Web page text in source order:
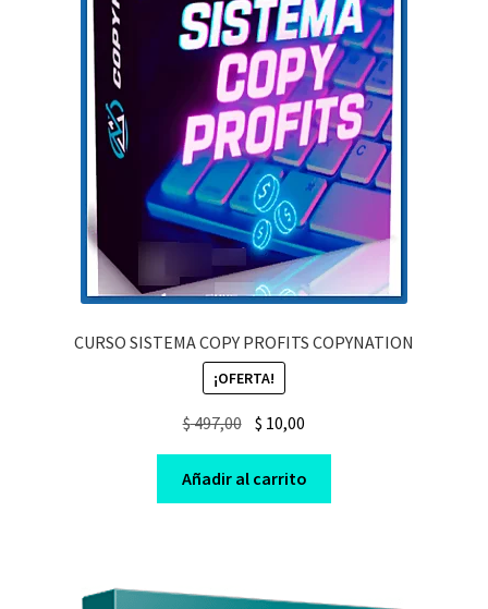
CURSO SISTEMA COPY PROFITS COPYNATION
¡OFERTA!
$497,00 Original
was:
$ 497,00.
$ 10,00
is:
$ 10,00.
Añadir al carrito